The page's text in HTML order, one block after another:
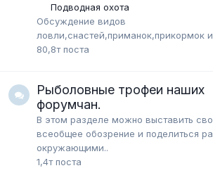
Подводная охота
Обсуждение видов
ловли,снастей,приманок,прикормок и
80,8т поста
Рыболовные трофеи наших
форумчан.
В этом разделе можно выставить
всеобщее обозрение и поделиться
окружающими..
1,4т поста